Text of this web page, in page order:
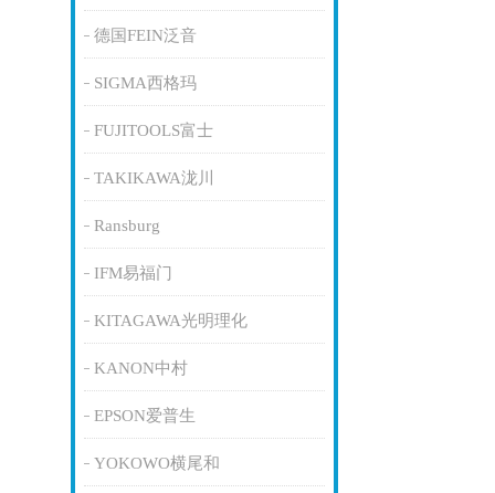
德国FEIN泛音
SIGMA西格玛
FUJITOOLS富士
TAKIKAWA泷川
Ransburg
IFM易福门
KITAGAWA光明理化
KANON中村
EPSON爱普生
YOKOWO横尾和